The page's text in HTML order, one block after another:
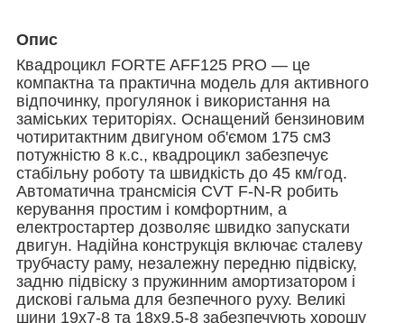
Опис
Квадроцикл FORTE AFF125 PRO — це
компактна та практична модель для активного
відпочинку, прогулянок і використання на
заміських територіях. Оснащений бензиновим
чотиритактним двигуном об'ємом 175 см3
потужністю 8 к.с., квадроцикл забезпечує
стабільну роботу та швидкість до 45 км/год.
Автоматична трансмісія CVT F-N-R робить
керування простим і комфортним, а
електростартер дозволяє швидко запускати
двигун. Надійна конструкція включає сталеву
трубчасту раму, незалежну передню підвіску,
задню підвіску з пружинним амортизатором і
дискові гальма для безпечного руху. Великі
шини 19х7-8 та 18х9,5-8 забезпечують хорошу